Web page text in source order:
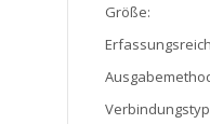
Größe: